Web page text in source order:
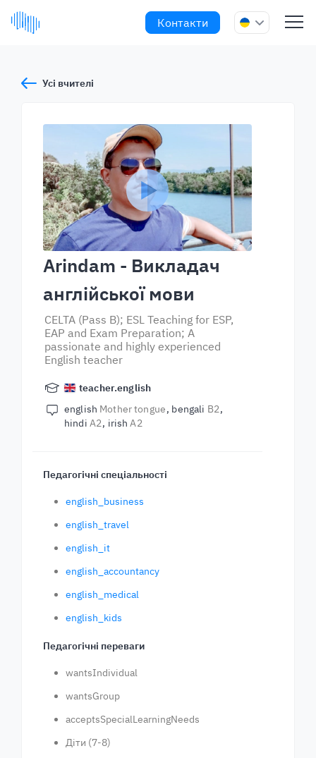
Контакти
Усі вчителі
Arindam - Викладач
англійської мови
CELTA (Pass B); ESL Teaching for ESP,
EAP and Exam Preparation; A
passionate and highly experienced
English teacher
teacher.english
english Mother tongue bengali B2
hindi A2 irishA2
Педагогічні спеціальності
english_business
english_travel
english_it
english_accountancy
english_medical
english_kids
Педагогічні переваги
wantsIndividual
wantsGroup
acceptsSpecialLearningNeeds
Діти (7-8)